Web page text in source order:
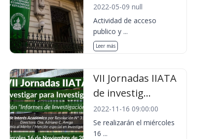
2022-05-09 null
Actividad de acceso
publico y ...
Leer más
VII Jornadas IIATA
de investig...
2022-11-16 09:00:00
Se realizarán el miércoles
16 ...